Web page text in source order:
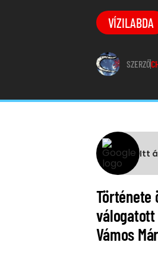
VÍZILABDA
SZERZŐ
Itt
Története
válogatott
Vámos